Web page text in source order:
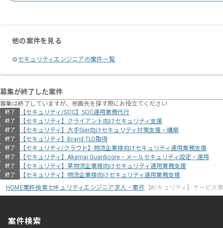
他の案件を見る
セキュリティエンジニアの案件一覧
募集が終了した案件
募集は終了していますが、参画先を探す際にお役立てください
終了 【セキュリティ/SOC】SOC運用業務代行
終了 【セキュリティ】クライアント向けセキュリティ支援
終了 【セキュリティ】大手Sier向けセキュリティ対策支援・構築
終了 【セキュリティ】Brand TLD取得
終了 【セキュリティ/クラウド】物流企業様向けセキュリティ運用業務支援
終了 【セキュリティ】Akamai Guardicore・メールセキュリティ設定・運用
終了 【セキュリティ】某物流企業様向けセキュリティ運用業務支援
終了
【セキュリティ】物流企業様向けセキュリティ運用業務支援
HOME案件検索セキュリティエンジニア求人・案件【セキュリティ】サービス
案件検索